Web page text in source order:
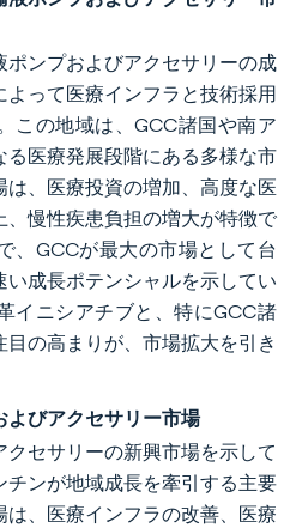
ンプおよびアクセサリーの成
って医療インフラと技術採用
この地域は、GCC諸国や南ア
医療発展段階にある多様な市
、医療投資の増加、高度な医
慢性疾患負担の増大が特徴で
、GCCが最大の市場として台
成長ポテンシャルを示してい
イニシアチブと、特にGCC諸
の高まりが、市場拡大を引き
よびアクセサリー市場
セサリーの新興市場を示して
ンが地域成長を牽引する主要
、医療インフラの改善、医療